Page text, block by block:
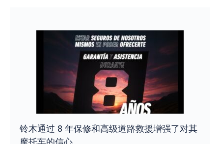
铃木通过 8 年保修和高级道路救援增强了对其